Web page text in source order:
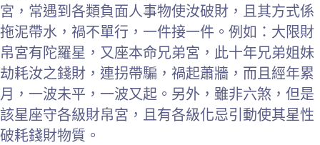
宮，常遇到各類負面人事物使汝破財，且其方式係
拖泥帶水，禍不單行，一件接一件。例如：大限財
帛宮有陀羅星，又座本命兄弟宮，此十年兄弟姐妹
劫耗汝之錢財，連拐帶騙，禍起蕭牆，而且經年累
月，一波未平，一波又起。另外，雖非六煞，但是
該星座守各級財帛宮，且有各級化忌引動使其星性
破耗錢財物質。